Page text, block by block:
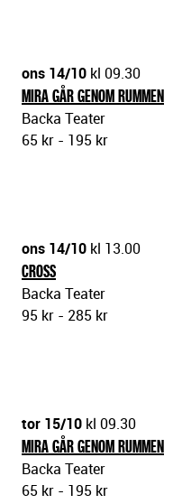
ons 14/10 kl 09.30
MIRA GÅR GENOM RUMMEN
Backa Teater
65 kr - 195 kr
ons 14/10 kl 13.00
CROSS
Backa Teater
95 kr - 285 kr
tor 15/10 kl 09.30
MIRA GÅR GENOM RUMMEN
Backa Teater
65 kr - 195 kr